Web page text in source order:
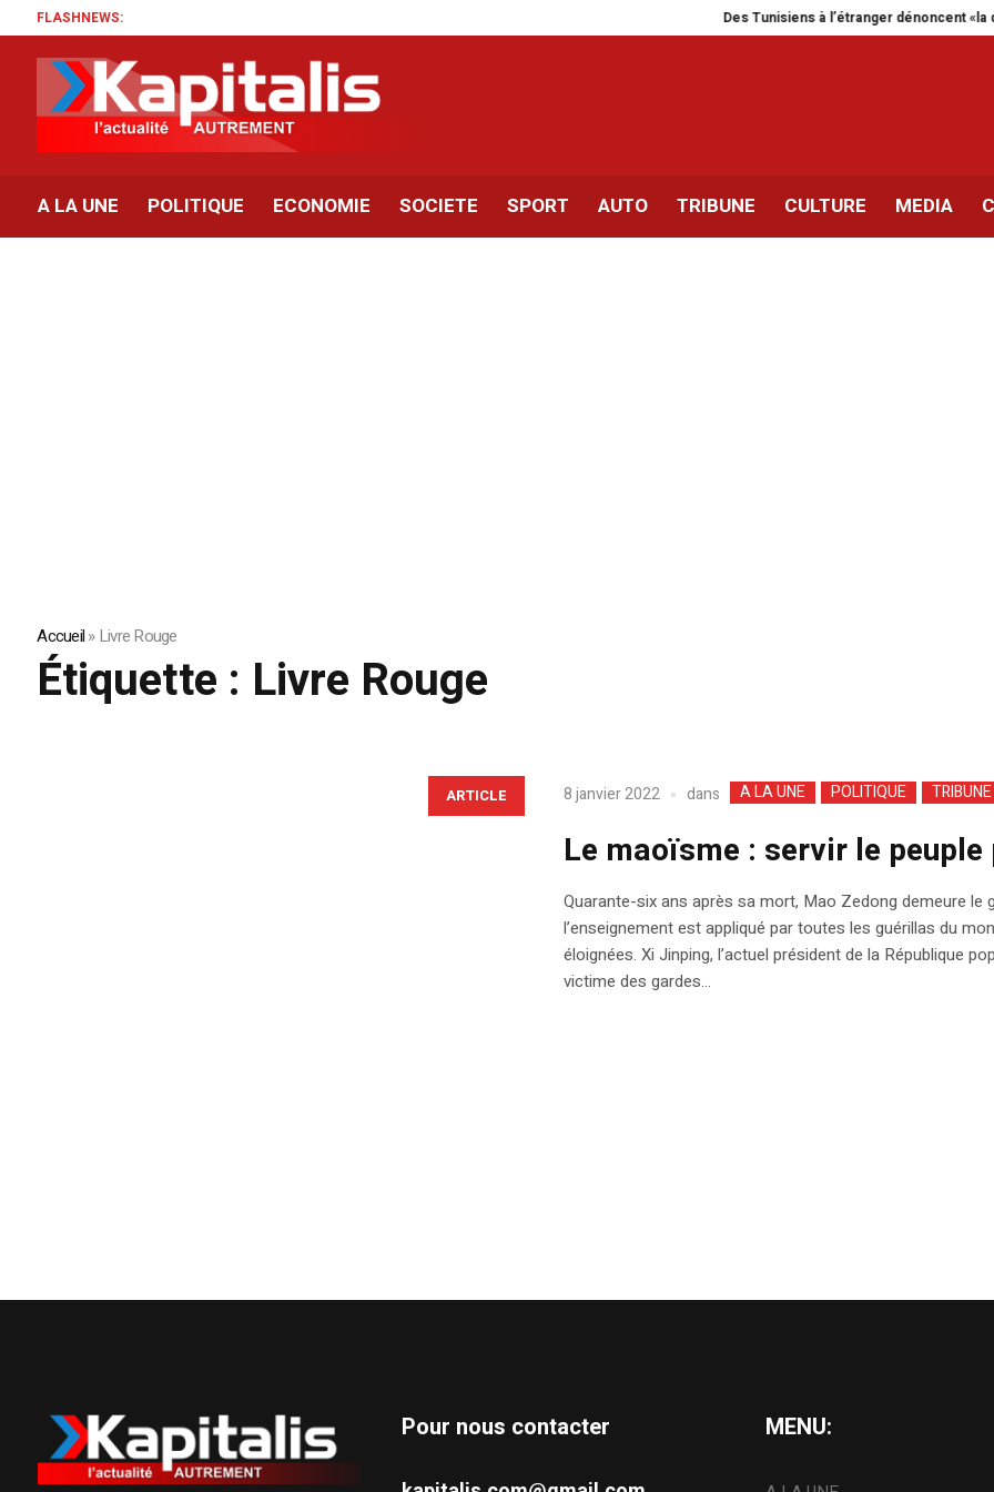
FLASHNEWS: Des Tunisiens à l’étranger dénoncent «la
A LA UNE POLITIQUE ECONOMIE SOCIETE SPORT AUTO TRIBUNE CULTURE MEDIA
Accueil»Livre Rouge
Étiquette : Livre Rouge
ARTICLE 8 janvier 2022 dans A LA UNE POLITIQUE TRIBUNE
Le maoïsme : servir le
Quarante-six ans après sa mort, Mao Zedong demeure
l’enseignement est appliqué par toutes les guérillas du
éloignées. Xi Jinping, l’actuel président de la République
victime des gardes...
Pour nous contacter MENU: